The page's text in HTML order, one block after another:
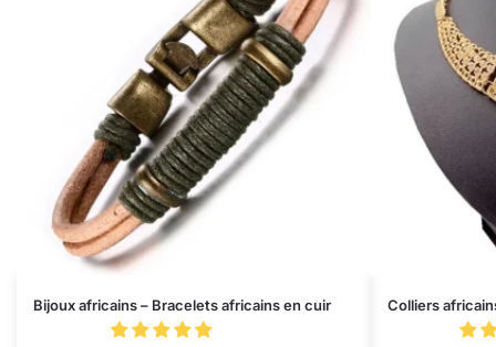
Bijoux africains – Bracelets africains en cuir Colliers